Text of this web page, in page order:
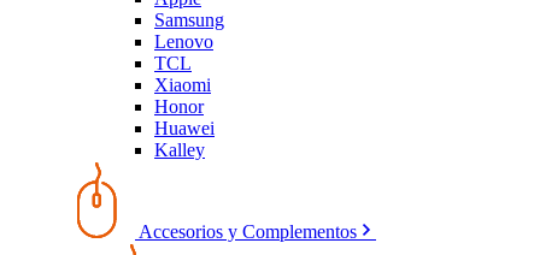
Samsung
Lenovo
TCL
Xiaomi
Honor
Huawei
Kalley
Accesorios y Complementos